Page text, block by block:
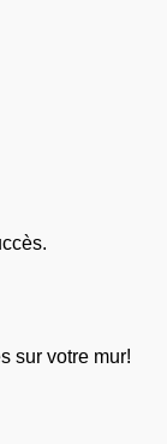
sur votre mur!